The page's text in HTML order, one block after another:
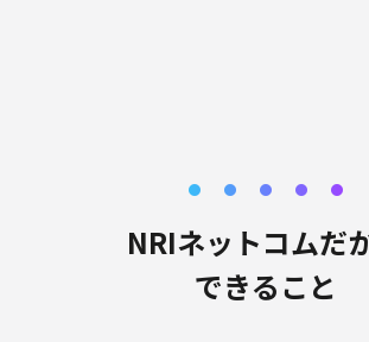
NRIネットコムだ
できること